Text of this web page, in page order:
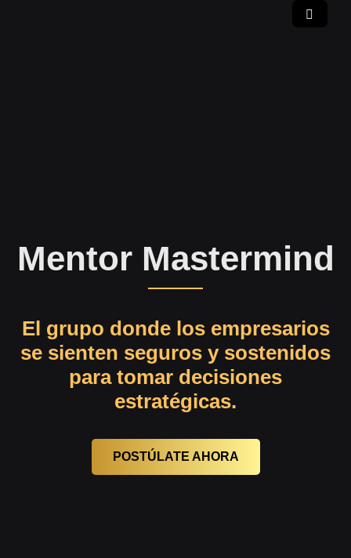
Mentor Mastermind
El grupo donde los empresarios
se sienten seguros y sostenidos
para tomar decisiones
estratégicas.
POSTÚLATE AHORA